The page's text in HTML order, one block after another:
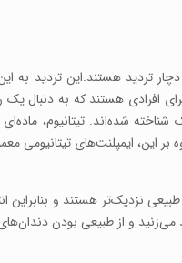
تردید هستند.این تردید به
افرادی هستند که به دنبال یک
شناخته شده‌اند. تیتانیوم،
ایمپلنت‌های تیتانیومی
نزدیک‌تر هستند و بنابراین
می‌زنید و از طبیعی بودن